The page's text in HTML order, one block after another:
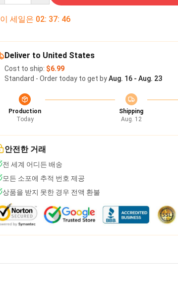
이 세일은 02: 37: 45
Deliver to United States
Cost to ship: $6.99
Standard - Order today to get byAug. 16 - Aug. 23
Production
Today
Shipping
Aug. 12
안전한 거래
전 세계 어디든 배송
모든 소포에 추적 번호 제공
상품을 받지 못한 경우 전액 환불